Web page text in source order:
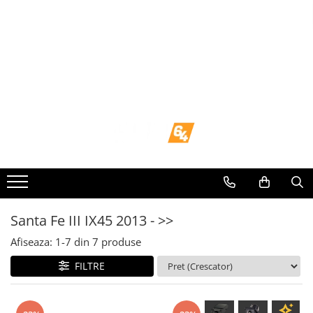
Volkswagen
Mercedes Benz
Ford
Skoda
Santa Fe III IX45 2013 - >>
Afiseaza: 1-7 din 7 produse
FILTRE